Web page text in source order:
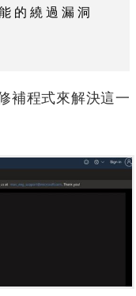
的繞過漏洞
補程式來解決這一